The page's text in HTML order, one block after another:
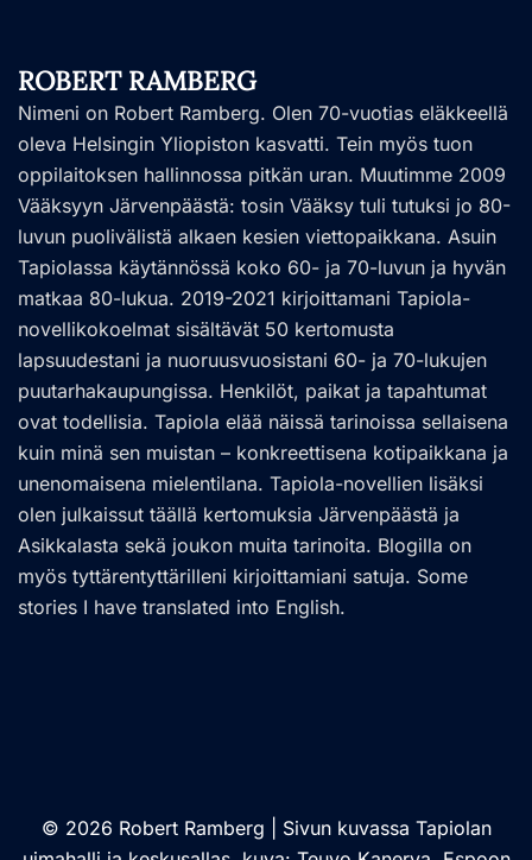
ROBERT RAMBERG
Nimeni on Robert Ramberg. Olen 70-vuotias eläkkeellä
oleva Helsingin Yliopiston kasvatti. Tein myös tuon
oppilaitoksen hallinnossa pitkän uran. Muutimme 2009
Vääksyyn Järvenpäästä: tosin Vääksy tuli tutuksi jo 80-
luvun puolivälistä alkaen kesien viettopaikkana. Asuin
Tapiolassa käytännössä koko 60- ja 70-luvun ja hyvän
matkaa 80-lukua. 2019-2021 kirjoittamani Tapiola-
novellikokoelmat sisältävät 50 kertomusta
lapsuudestani ja nuoruusvuosistani 60- ja 70-lukujen
puutarhakaupungissa. Henkilöt, paikat ja tapahtumat
ovat todellisia. Tapiola elää näissä tarinoissa sellaisena
kuin minä sen muistan – konkreettisena kotipaikkana ja
unenomaisena mielentilana. Tapiola-novellien lisäksi
olen julkaissut täällä kertomuksia Järvenpäästä ja
Asikkalasta sekä joukon muita tarinoita. Blogilla on
myös tyttärentyttärilleni kirjoittamiani satuja. Some
stories I have translated into English.
© 2026 Robert Ramberg | Sivun kuvassa Tapiolan